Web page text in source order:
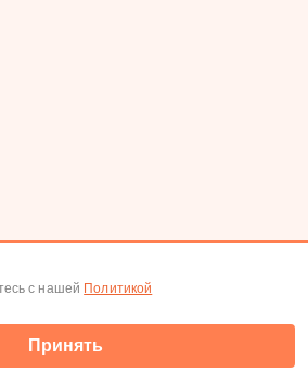
с нашей Политикой
Принять